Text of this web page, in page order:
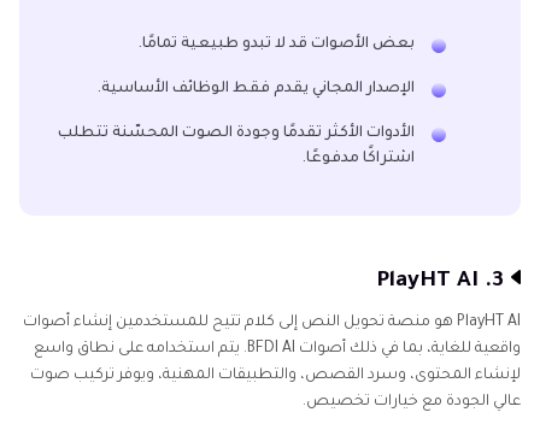
بعض الأصوات قد لا تبدو طبيعية تمامًا.
الإصدار المجاني يقدم فقط الوظائف الأساسية.
الأدوات الأكثر تقدمًا وجودة الصوت المحسّنة تتطلب
اشتراكًا مدفوعًا.
3. PlayHT AI
PlayHT AI هو منصة تحويل النص إلى كلام تتيح للمستخدمين إنشاء أصوات
واقعية للغاية، بما في ذلك أصوات BFDI AI. يتم استخدامه على نطاق واسع
لإنشاء المحتوى، وسرد القصص، والتطبيقات المهنية، ويوفر تركيب صوت
عالي الجودة مع خيارات تخصيص.